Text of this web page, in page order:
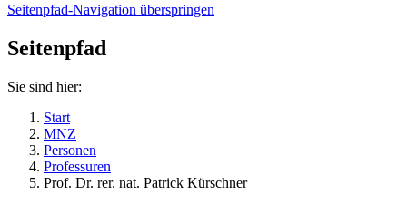
Seitenpfad-Navigation überspringen
Seitenpfad
Sie sind hier:
Start
MNZ
Personen
Professuren
Prof. Dr. rer. nat. Patrick Kürschner